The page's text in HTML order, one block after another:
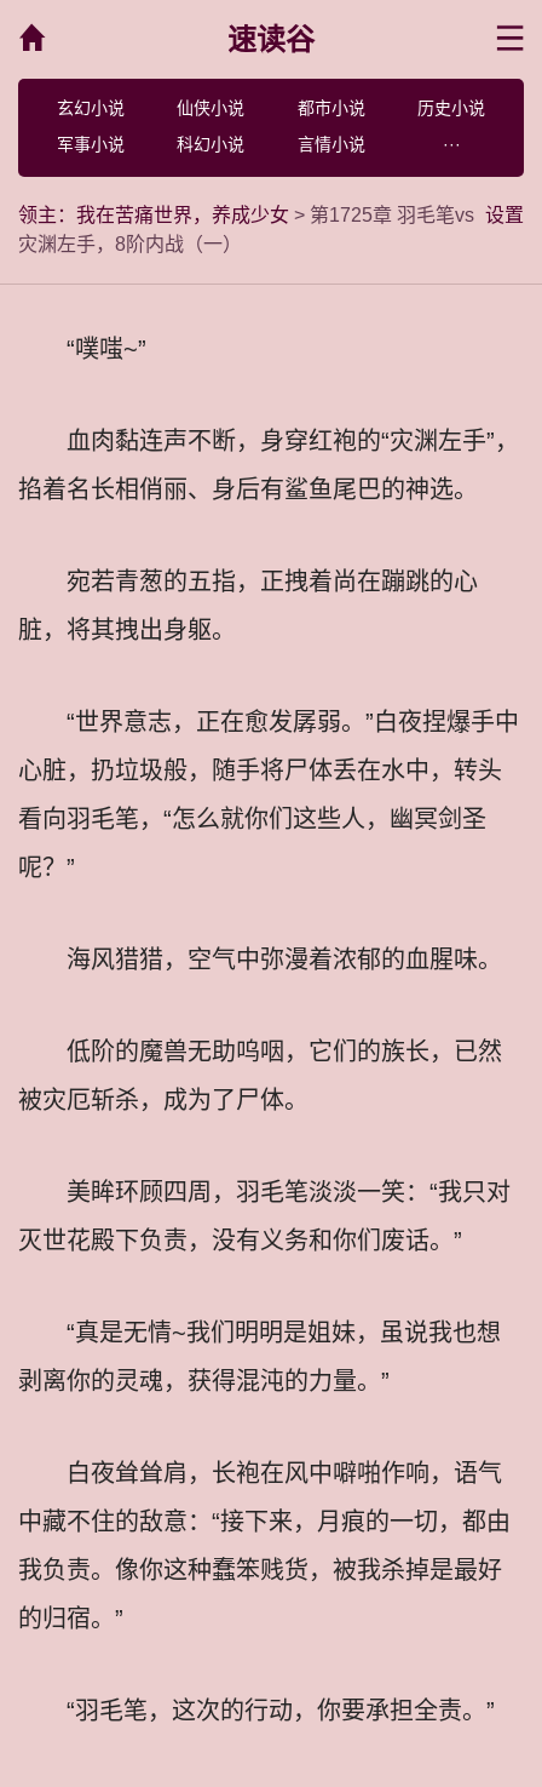
速读谷
玄幻小说 仙侠小说 都市小说
历史小说
军事小说
科幻小说 言情小说 ···
设置
领主：我在苦痛世界，养成少女 > 第1725章 羽毛笔vs
灾渊左手，8阶内战（一）
“噗嗤~”
血肉黏连声不断，身穿红袍的“灾渊左手”，
掐着名长相俏丽、身后有鲨鱼尾巴的神选。
宛若青葱的五指，正拽着尚在蹦跳的心
脏，将其拽出身躯。
“世界意志，正在愈发孱弱。”白夜捏爆手中
心脏，扔垃圾般，随手将尸体丢在水中，转头
看向羽毛笔，“怎么就你们这些人，幽冥剑圣
呢？”
海风猎猎，空气中弥漫着浓郁的血腥味。
低阶的魔兽无助呜咽，它们的族长，已然
被灾厄斩杀，成为了尸体。
美眸环顾四周，羽毛笔淡淡一笑：“我只对
灭世花殿下负责，没有义务和你们废话。”
“真是无情~我们明明是姐妹，虽说我也想
剥离你的灵魂，获得混沌的力量。”
白夜耸耸肩，长袍在风中噼啪作响，语气
中藏不住的敌意：“接下来，月痕的一切，都由
我负责。像你这种蠢笨贱货，被我杀掉是最好
的归宿。”
“羽毛笔，这次的行动，你要承担全责。”